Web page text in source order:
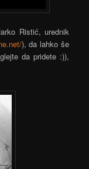
Ristić, urednik
), da lahko še
da pridete :)),